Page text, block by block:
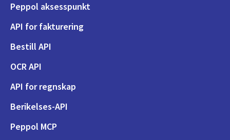
Peppol aksesspunkt
API for fakturering
Bestill API
OCR API
API for regnskap
Berikelses-API
Peppol MCP